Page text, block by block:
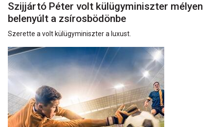
Szijjártó Péter volt külügyminiszter mélyen
belenyúlt a zsírosbödönbe
Szerette a volt külügyminiszter a luxust.